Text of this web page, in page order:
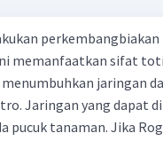
persilangan ini,
terhadap iklim
yang baik dari sapi
memperoleh
lingkungan dan
memanfaatkan sifat
jaringan
Jaringan yang dapat
pucuk tanaman. Jika